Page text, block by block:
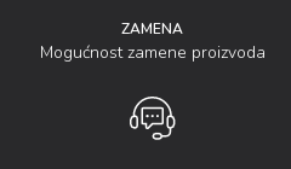
ZAMENA
Mogućnost zamene proizvoda